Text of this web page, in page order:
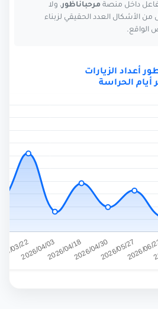
داخل منصة مرحباناظور، ولا
الأشكال العدد الحقيقي لزبناء
الواقع.
أعداد الزيارات
أيام الحراسة